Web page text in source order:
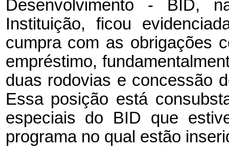
Desenvolvimento - BID,
Instituição, ficou
cumpra com as obrigações
empréstimo,
duas rodovias e concessão
Essa posição está
especiais do BID que
programa no qual estão